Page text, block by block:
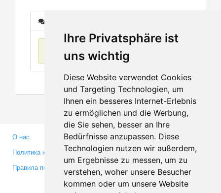
Ihre Privatsphäre ist
uns wichtig
Diese Website verwendet Cookies
und Targeting Technologien, um
Ihnen ein besseres Internet-Erlebnis
zu ermöglichen und die Werbung,
die Sie sehen, besser an Ihre
Bedürfnisse anzupassen. Diese
Technologien nutzen wir außerdem,
um Ergebnisse zu messen, um zu
verstehen, woher unsere Besucher
kommen oder um unsere Website
О нас
Политика конфиденциальности
Правила пользования
Партнерам
Инвесторам
Медиа